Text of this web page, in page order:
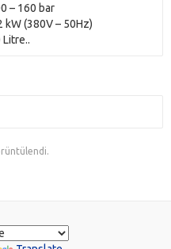
– 160 bar
kW (380V – 50Hz)
Litre..